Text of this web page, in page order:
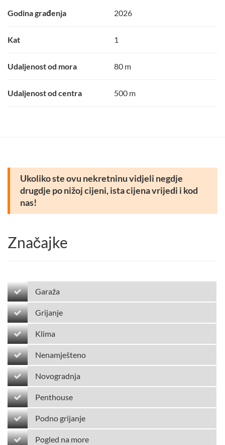
Godina građenja 2026
Kat 1
Udaljenost od mora 80 m
Udaljenost od centra 500 m
Ukoliko ste ovu nekretninu vidjeli negdje
drugdje po nižoj cijeni, ista cijena vrijedi i kod
nas!
Značajke
Garaža
Grijanje
Klima
Nenamješteno
Novogradnja
Penthouse
Podno grijanje
Pogled na more